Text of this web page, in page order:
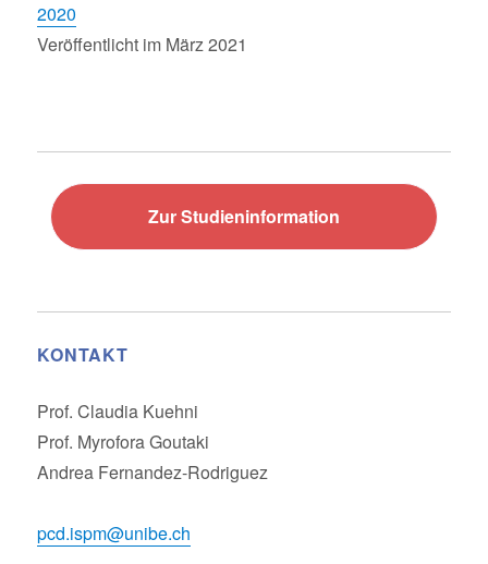
2020
Veröffentlicht im März 2021
Zur Studieninformation
KONTAKT
Prof. Claudia Kuehni
Prof. Myrofora Goutaki
Andrea Fernandez-Rodriguez
pcd.ispm@unibe.ch